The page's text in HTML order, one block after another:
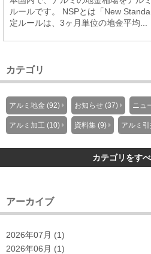
ルールです。 NSPとは「New
定ルールは、3ヶ月単位の地金平均...
カテゴリ
アルミ地金 (92) お知らせ (37) ニュ
アルミ加工 (10) 資料集 (9) アルミ
カテゴリをす
アーカイブ
2026年07月 (1)
2026年06月 (1)